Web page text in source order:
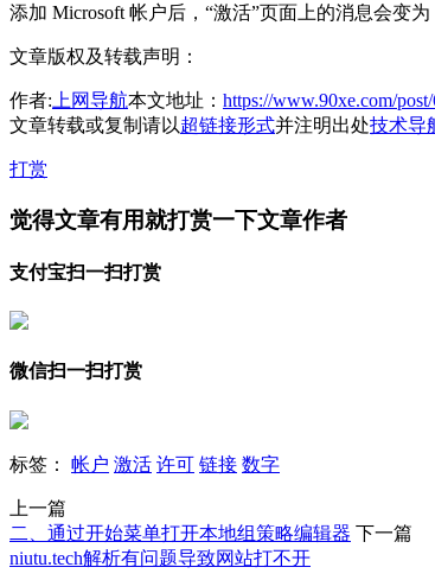
添加 Microsoft 帐户后，“激活”页面上的消息会变
文章版权及转载声明：
作者: 上网导航本文地址： https://www.90xe.com/
文章转载或复制请以超链接形式并注明出处技术导
打赏
觉得文章有用就打赏一下文章作者
支付宝扫一扫打赏
微信扫一扫打赏
标签： 帐户 激活 许可 链接 数字
上一篇
二、通过开始菜单打开本地组策略编辑器 下一篇
niutu.tech解析有问题导致网站打不开